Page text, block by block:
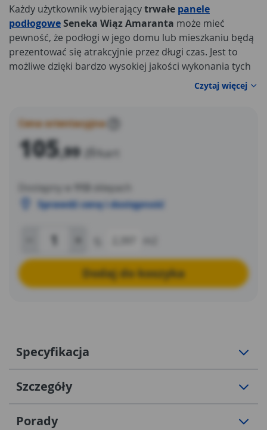
Każdy użytkownik wybierającytrwałe panele
podłogoweSeneka Wiąz Amaranta może mieć
pewność, że podłogi w jego domu lub mieszkaniu będą
prezentować się atrakcyjnie przez długi czas. Jest to
możliwe dzięki bardzo wysokiej jakości wykonania tych
Czytaj więcej
Cena orientacyjna
105,99 zł /kart
Dostępny w
sklepach
Sprawdź cenę i dostępność
Dodaj do koszyka
Specyfikacja
Szczegóły
Porady